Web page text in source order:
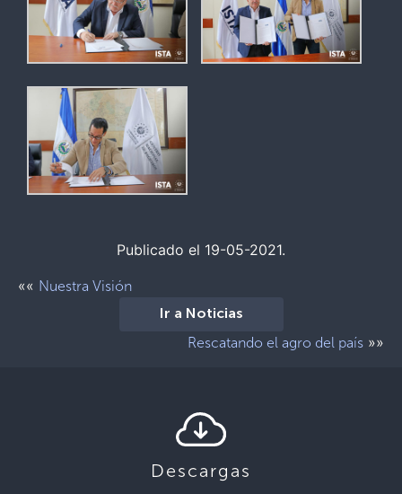
Publicado el 19-05-2021.
«« Nuestra Visión
Ir a Noticias
Rescatando el agro del país »»
Descargas